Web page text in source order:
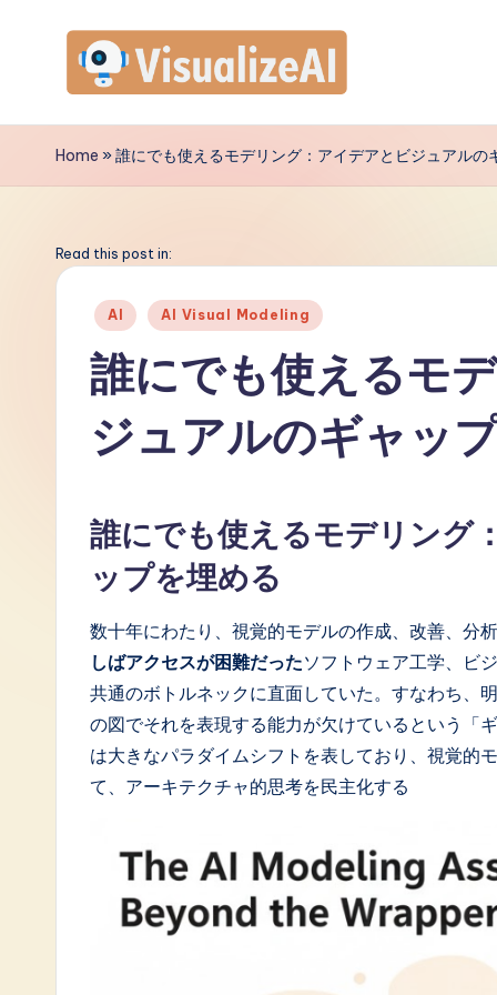
contentV
is
a
Home »誰にでも使えるモデリング：アイデアとビジュアルの
Read this post in:
Posted
AI AI Visual Modeling
誰にでも使えるモ
ジュアルのギャッ
誰にでも使えるモデリング
ップを埋める
数十年にわたり、視覚的モデルの作成、改善、分
しばアクセスが困難だったソフトウェア工学、ビ
共通のボトルネックに直面していた。すなわち、
の図でそれを表現する能力が欠けているという「ギ
は大きなパラダイムシフトを表しており、視覚的
て、アーキテクチャ的思考を民主化する